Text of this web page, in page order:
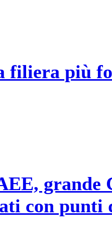
filiera più
grande
con punti